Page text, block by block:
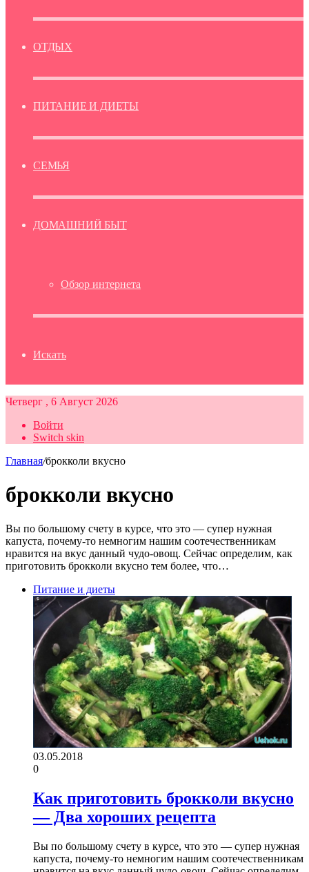
ОТДЫХ
ПИТАНИЕ И ДИЕТЫ
СЕМЬЯ
ДОМАШНИЙ БЫТ
Обзор интернета
Искать
Четверг , 6 Август 2026
Войти
Switch skin
Главная/брокколи вкусно
брокколи вкусно
Вы по большому счету в курсе, что это — супер нужная
капуста, почему-то немногим нашим соотечественникам
нравится на вкус данный чудо-овощ. Сейчас определим, как
приготовить брокколи вкусно тем более, что…
Питание и диеты
03.05.2018
0
Как приготовить брокколи вкусно
— Два хороших рецепта
Вы по большому счету в курсе, что это — супер нужная
капуста, почему-то немногим нашим соотечественникам